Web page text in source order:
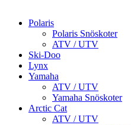
Polaris
Polaris Snöskoter
ATV / UTV
Ski-Doo
Lynx
Yamaha
ATV / UTV
Yamaha Snöskoter
Arctic Cat
ATV / UTV